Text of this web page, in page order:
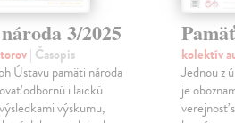
3/2025
| Časopis
Ústavu pamäti národa
odbornú i laickú
výskumu,
kolektív
Jednou z
je
verejnosť